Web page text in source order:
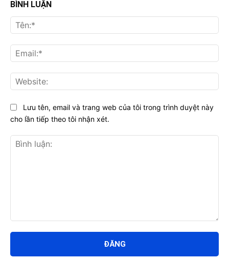
BÌNH LUẬN
luận:
Lưu tên, email và trang web của tôi trong trình duyệt này
cho lần tiếp theo tôi nhận xét.